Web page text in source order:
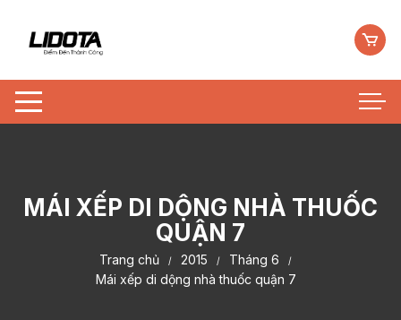
MÁI XẾP DI DỘNG NHÀ THUỐC
QUẬN 7
Trang chủ 2015
Tháng 6
Mái xếp di dộng nhà thuốc quận 7